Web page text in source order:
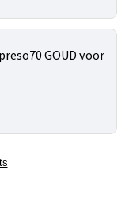
GOUD voor